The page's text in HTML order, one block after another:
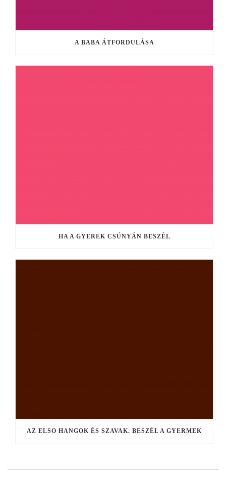
A BABA ÁTFORDULÁSA
HA A GYEREK CSÚNYÁN BESZÉL
AZ ELSO HANGOK ÉS SZAVAK. BESZÉL A GYERMEK